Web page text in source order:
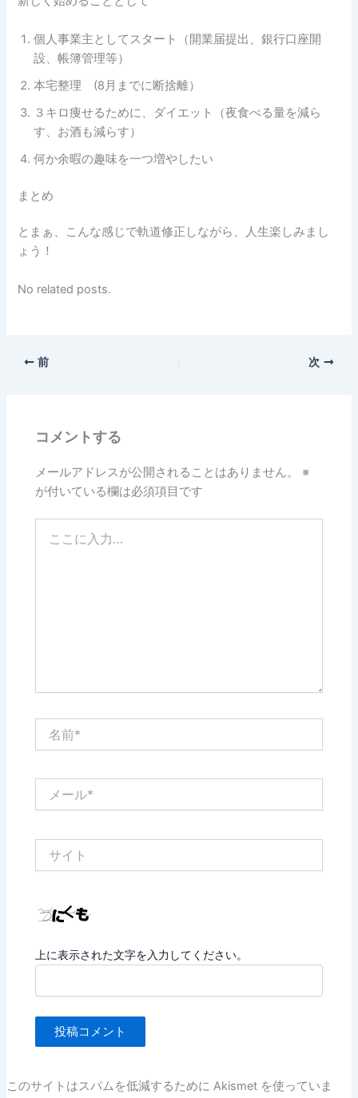
個人事業主としてスタート（開業届提出、銀行口座開
設、帳簿管理等）
本宅整理 (8月までに断捨離）
３キロ痩せるために、ダイエット（夜食べる量を減ら
す、お酒も減らす）
何か余暇の趣味を一つ増やしたい
まとめ
とまぁ、こんな感じで軌道修正しながら、人生楽しみまし
ょう！
No related posts.
前 次
コメントする
メールアドレスが公開されることはありません。
※
が付いている欄は必須項目です
上に表示された文字を入力してください。
このサイトはスパムを低減するために Akismet を使っていま